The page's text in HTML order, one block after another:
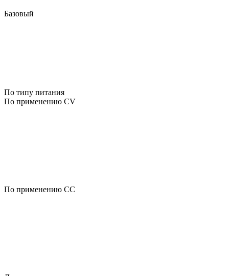
Базовый
По типу питания
По применению CV
По применению CC